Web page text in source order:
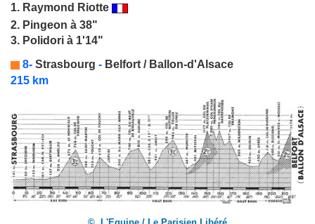
1. Raymond Riotte
2. Pingeon à 38"
3. Polidori à 1'14"
8- Strasbourg - Belfort / Ballon-d'Alsace
215 km